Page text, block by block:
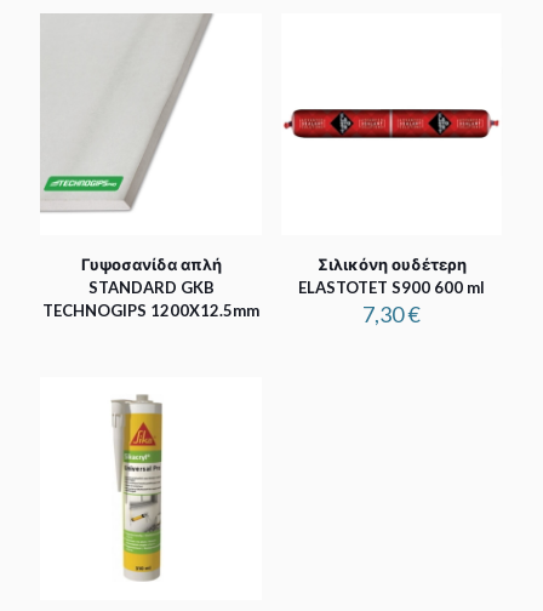
Γυψοσανίδα απλή
STANDARD GKB
TECHNOGIPS 1200X12.5mm
Σιλικόνη ουδέτερη
ELASTOTET S900 600 ml
7,30€